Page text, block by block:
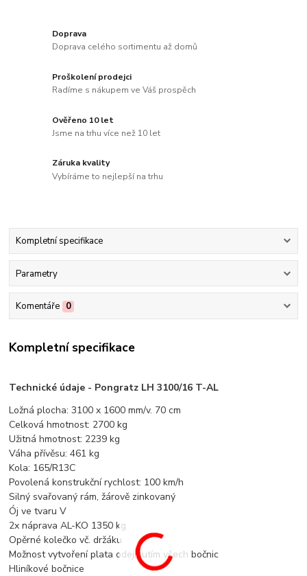
Doprava
Doprava celého sortimentu až domů
Proškolení prodejci
Radíme s nákupem ve Váš prospěch
Ověřeno 10 let
Jsme na trhu více než 10 let
Záruka kvality
Vybíráme to nejlepší na trhu
Kompletní specifikace
Parametry
Komentáře 0
Kompletní specifikace
Technické údaje - Pongratz LH 3100/16 T-AL
Ložná plocha: 3100 x 1600 mm/v. 70 cm
Celková hmotnost: 2700 kg
Užitná hmotnost: 2239 kg
Váha přívěsu: 461 kg
Kola: 165/R13C
Povolená konstrukční rychlost: 100 km/h
Silný svařovaný rám, žárově zinkovaný
Ój ve tvaru V
2x náprava AL-KO 1350 kg
Opěrné kolečko vč. držáku
Možnost vytvoření plata odejmutím všech bočnic
Hliníkové bočnice